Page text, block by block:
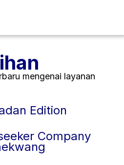
mengenai layanan
Edition
Company